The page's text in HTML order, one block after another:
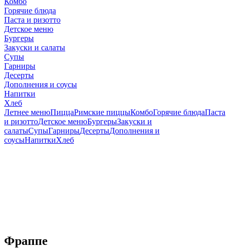
Горячие блюда
Паста и ризотто
Детское меню
Бургеры
Закуски и салаты
Супы
Гарниры
Десерты
Дополнения и соусы
Напитки
Хлеб
Летнее менюПиццаРимские пиццыКомбоГорячие блюдаПаста
и ризоттоДетское менюБургерыЗакуски и
салатыСупыГарнирыДесертыДополнения и
соусыНапиткиХлеб
Фраппе